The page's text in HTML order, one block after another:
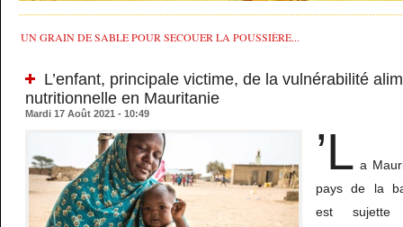
UN GRAIN DE SABLE POUR SECOUER LA POUSSIÈRE...
L’enfant, principale victime, de la vulnérabilité
nutritionnelle en Mauritanie
Mardi 17 Août 2021 - 10:49
’L a
pays de la
est sujette